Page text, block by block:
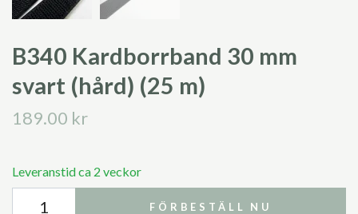
B340 Kardborrband 30 mm
svart (hård) (25 m)
189.00 kr
Leveranstid ca 2 veckor
FÖRBESTÄLL NU